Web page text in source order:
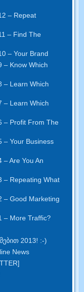
– Repeat
– Find The
– Your Brand
– Know Which
– Learn Which
– Learn Which
– Profit From The
– Your Business
– Are You An
– Repeating What
–Good Marketing
– More Traffic?
2013! :-)
News
]